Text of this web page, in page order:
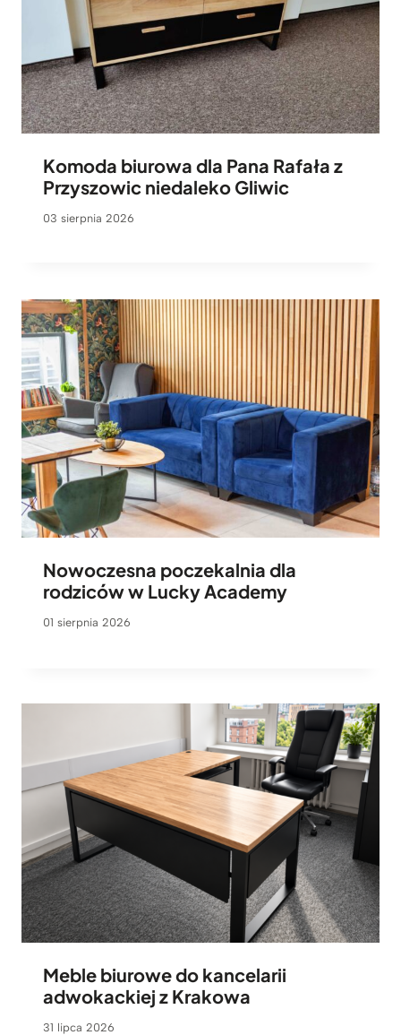
Komoda biurowa dla Pana Rafała z
Przyszowic niedaleko Gliwic
03 sierpnia 2026
Nowoczesna poczekalnia dla
rodziców w Lucky Academy
01 sierpnia 2026
Meble biurowe do kancelarii
adwokackiej z Krakowa
31 lipca 2026